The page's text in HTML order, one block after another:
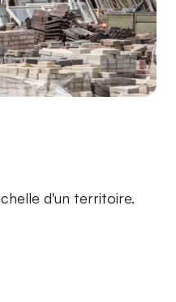
d'un territoire.